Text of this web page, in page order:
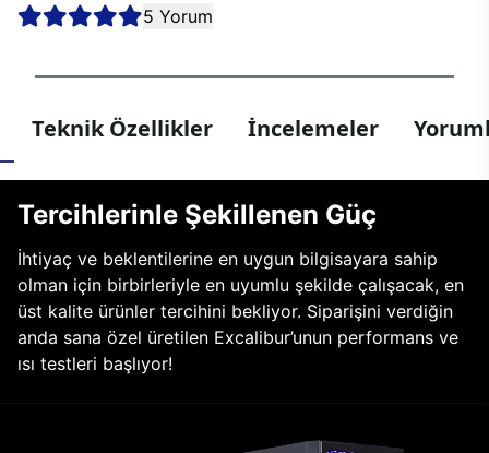
5 Yorum
Teknik Özellikler İncelemeler
Tercihlerinle Şekillenen Güç
İhtiyaç ve beklentilerine en uygun bilgisayara sahip
olman için birbirleriyle en uyumlu şekilde çalışacak, en
üst kalite ürünler tercihini bekliyor. Siparişini verdiğin
anda sana özel üretilen Excalibur’unun performans ve
ısı testleri başlıyor!